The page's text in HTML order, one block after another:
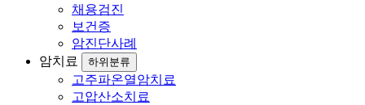
채용검진
보건증
암진단사례
암치료
하위분류
고주파온열암치료
고압산소치료